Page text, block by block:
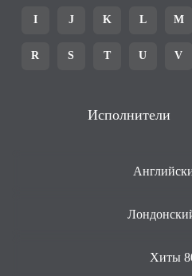
I J K L M
R S T U V
Исполнители
Хиты